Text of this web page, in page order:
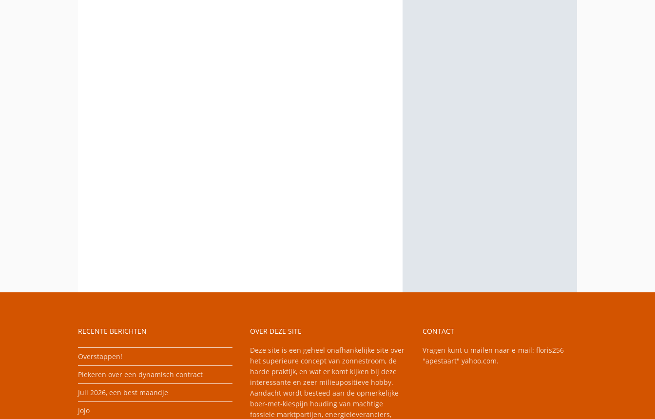
RECENTE BERICHTEN
Overstappen!
Piekeren over een dynamisch contract
Juli 2026, een best maandje
Jojo
OVER DEZE SITE
Deze site is een geheel onafhankelijke site over
het superieure concept van zonnestroom, de
harde praktijk, en wat er komt kijken bij deze
interessante en zeer milieupositieve hobby.
Aandacht wordt besteed aan de opmerkelijke
boer-met-kiespijn houding van machtige
fossiele marktpartijen, energieleveranciers,
CONTACT
Vragen kunt u mailen naar e-mail: floris256
"apestaart" yahoo.com.